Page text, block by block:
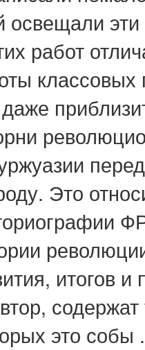
освещали
работ
классовых
Это
итогов и
это собы